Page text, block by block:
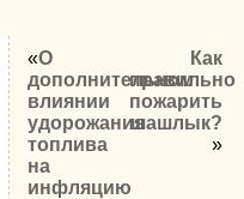
«О
дополнительном
влиянии
удорожания
топлива
на
инфляцию
Как
правильно
пожарить
шашлык?
»